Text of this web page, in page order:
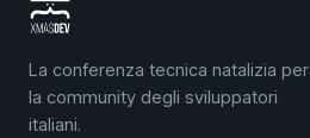
La conferenza tecnica natalizia per
la community degli sviluppatori
italiani.